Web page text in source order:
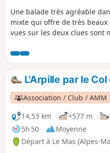
Une balade très agréable
mixte qui offre de très beaux
vues sur les deux clues sont
longe la haute vallée de
panorama somptueux et
distinguer au loin les
Mercantour.
L'Arpille par le Col
Association / Club / AMM
14,53 km
+577 m
5h 50
Moyenne
Départ à Le Mas (Alpes-